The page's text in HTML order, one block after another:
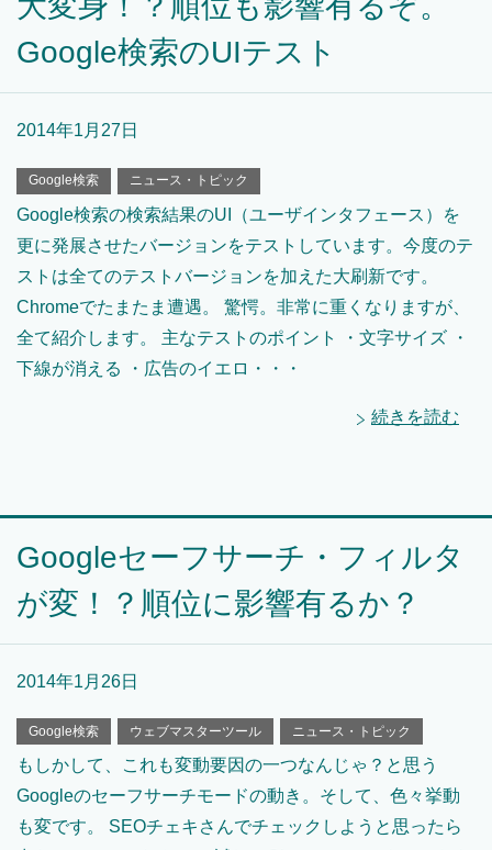
Google検索のUIテスト
2014年1月27日
Google検索 ニュース・トピック
Google検索の検索結果のUI（ユーザインタフェース）を
更に発展させたバージョンをテストしています。今度のテ
ストは全てのテストバージョンを加えた大刷新です。
Chromeでたまたま遭遇。 驚愕。非常に重くなりますが、
全て紹介します。 主なテストのポイント ・文字サイズ ・
下線が消える ・広告のイエロ・・・
続きを読む
Googleセーフサーチ・フィルタ
が変！？順位に影響有るか？
2014年1月26日
Google検索 ウェブマスターツール ニュース・トピック
もしかして、これも変動要因の一つなんじゃ？と思う
Googleのセーフサーチモードの動き。そして、色々挙動
も変です。 SEOチェキさんでチェックしようと思ったら